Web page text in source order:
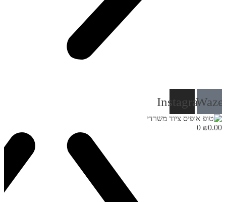
Waze
Instagram
₪0.00
0